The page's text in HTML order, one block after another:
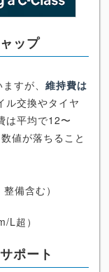
ップ
すが、 維持費は
ル交換やタイヤ
は平均で12〜
値が落ちること
備含む）
L超）
ポート